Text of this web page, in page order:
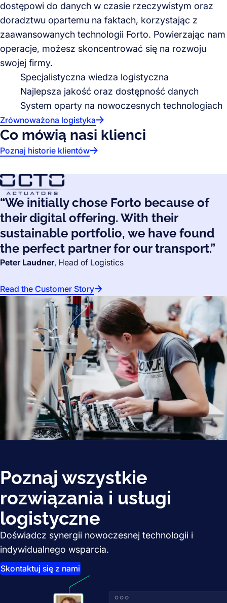
dostępowi do danych w czasie rzeczywistym oraz
doradztwu opartemu na faktach, korzystając z
zaawansowanych technologii Forto. Powierzając nam
operacje, możesz skoncentrować się na rozwoju
swojej firmy.
Specjalistyczna wiedza logistyczna
Najlepsza jakość oraz dostępność danych
System oparty na nowoczesnych technologiach
Zrównoważona logistyka
Co mówią nasi klienci
Poznaj historie klientów
“We initially chose Forto because of
their digital offering. With their
sustainable portfolio, we have found
the perfect partner for our transport.”
Peter Laudner, Head of Logistics
Read the Customer Story
Poznaj wszystkie
rozwiązania i usługi
logistyczne
Doświadcz synergii nowoczesnej technologii i
indywidualnego wsparcia.
Skontaktuj się z nami